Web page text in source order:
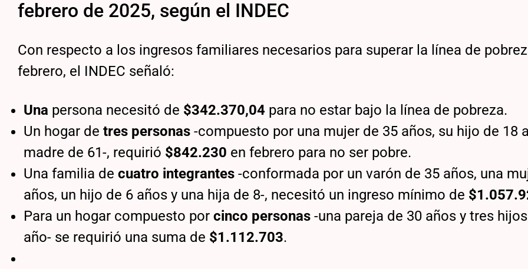
febrero de 2025, según el INDEC
Con respecto a los ingresos familiares necesarios para superar la línea de
febrero, el INDEC señaló:
Una persona necesitó de $342.370,04 para no estar bajo la línea de pobreza.
Un hogar de tres personas -compuesto por una mujer de 35 años, su hijo de 18
madre de 61-, requirió $842.230 en febrero para no ser pobre.
Una familia de cuatro integrantes -conformada por un varón de 35 años, una
años, un hijo de 6 años y una hija de 8-, necesitó un ingreso mínimo de
Para un hogar compuesto por cinco personas -una pareja de 30 años y tres hijos
año- se requirió una suma de $1.112.703.